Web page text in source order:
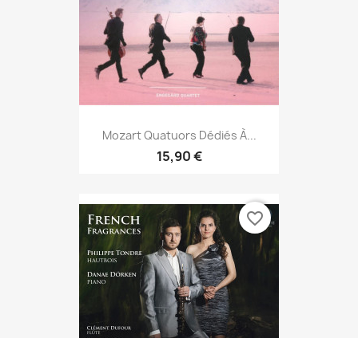
Mozart Quatuors Dédiés À...
15,90 €
favorite_border